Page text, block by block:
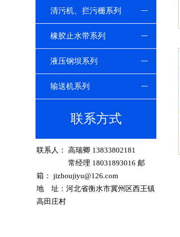
清污机、拦污栅系列
橡胶止水带系列
液压钢坝系列
输送机系列
联系方式
联系人： 高瑞卿 13833802181
常经理 18031893016 邮
箱： jizhoujiyu@126.com
地 址：河北省衡水市冀州区西王镇
高田庄村